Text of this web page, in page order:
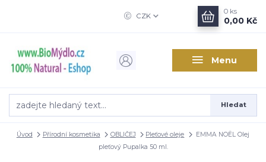
Menu
CZK
Hledat
0 ks
0,00 Kč
Úvod Přírodní kosmetika OBLIČEJ Pleťové oleje
EMMA NOËL Olej
pleťový Pupalka 50 ml.